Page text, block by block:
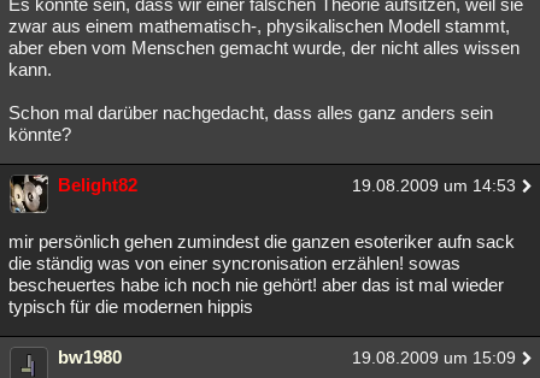
Es könnte sein, dass wir einer falschen Theorie aufsitzen, weil sie
zwar aus einem mathematisch-, physikalischen Modell stammt,
aber eben vom Menschen gemacht wurde, der nicht alles wissen
kann.
Schon mal darüber nachgedacht, dass alles ganz anders sein
könnte?
Belight82 19.08.2009 um 14:53
mir persönlich gehen zumindest die ganzen esoteriker aufn sack
die ständig was von einer syncronisation erzählen! sowas
bescheuertes habe ich noch nie gehört! aber das ist mal wieder
typisch für die modernen hippis
bw1980 19.08.2009 um 15:09